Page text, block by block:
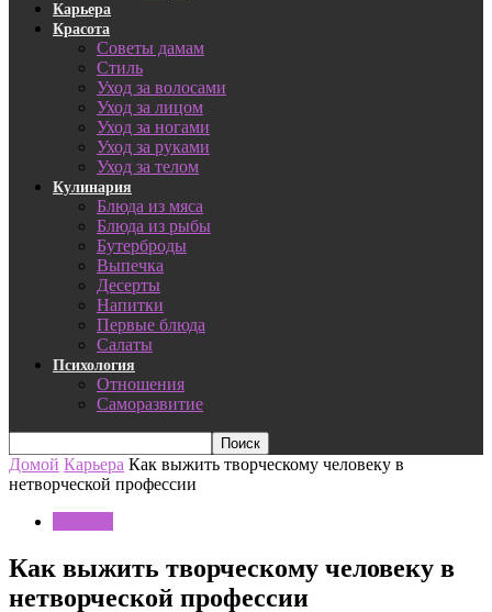
Карьера
Красота
Советы дамам
Стиль
Уход за волосами
Уход за лицом
Уход за ногами
Уход за руками
Уход за телом
Кулинария
Блюда из мяса
Блюда из рыбы
Бутерброды
Выпечка
Десерты
Напитки
Первые блюда
Салаты
Психология
Отношения
Саморазвитие
Домой Карьера Как выжить творческому человеку в
нетворческой профессии
Как выжить творческому человеку в
нетворческой профессии